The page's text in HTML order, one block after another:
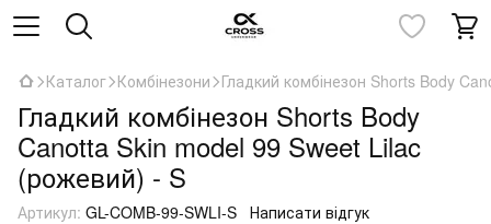
Каталог Комбінезони Гладкий комбінезон Shorts Body
Гладкий комбінезон Shorts Body
Canotta Skin model 99 Sweet Lilac
(рожевий) - S
Артикул: GL-COMB-99-SWLI-S Написати відгук